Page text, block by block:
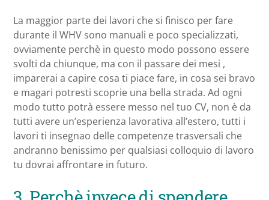
La maggior parte dei lavori che si finisco per fare
durante il WHV sono manuali e poco specializzati,
ovviamente perchè in questo modo possono essere
svolti da chiunque, ma con il passare dei mesi ,
imparerai a capire cosa ti piace fare, in cosa sei bravo
e magari potresti scoprie una bella strada. Ad ogni
modo tutto potrà essere messo nel tuo CV, non è da
tutti avere un’esperienza lavorativa all’estero, tutti i
lavori ti insegnao delle competenze trasversali che
andranno benissimo per qualsiasi colloquio di lavoro
tu dovrai affrontare in futuro.